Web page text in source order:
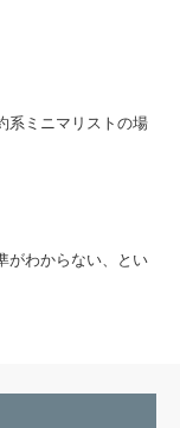
系ミニマリストの場
がわからない、とい